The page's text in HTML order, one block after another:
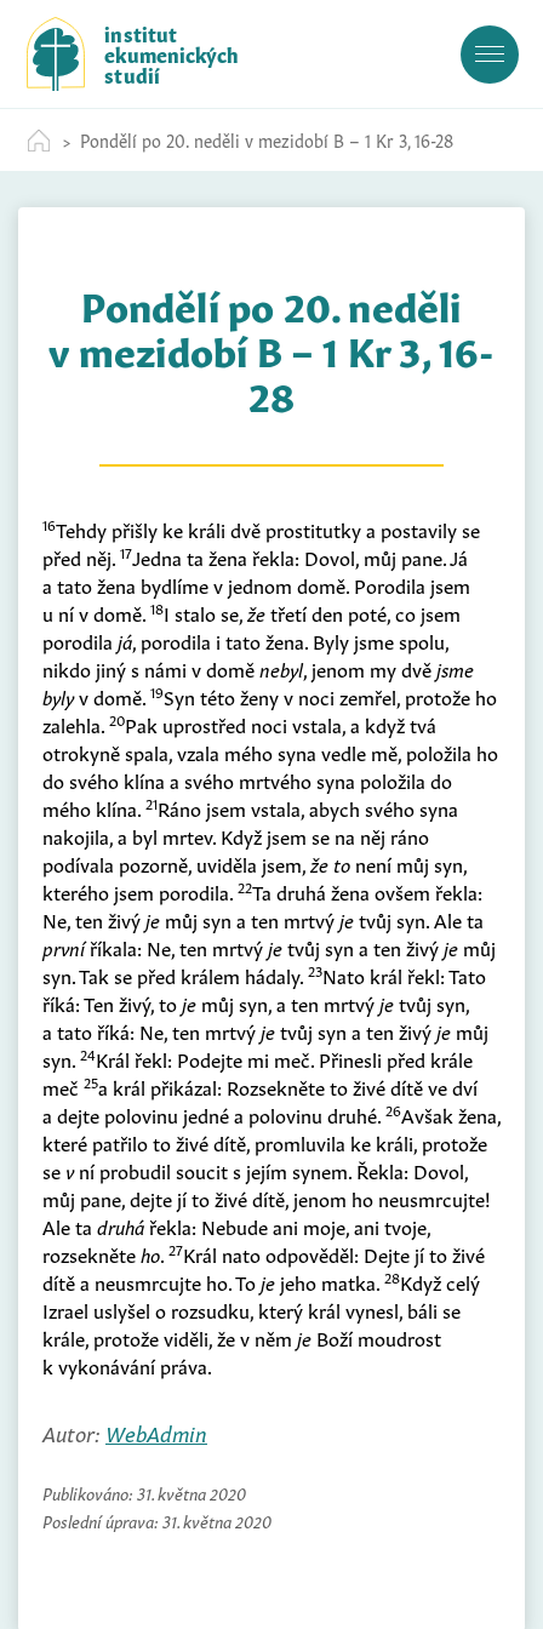
c
institut
ekumenických
studií
Pondělí po 20. neděli v mezidobí B – 1 Kr 3, 16-28
Pondělí po 20. neděli
v mezidobí B – 1 Kr 3, 16-
28
16Tehdy přišly ke králi dvě prostitutky a postavily se
před něj. 17Jedna ta žena řekla: Dovol, můj pane. Já
a tato žena bydlíme v jednom domě. Porodila jsem
u ní v domě. 18I stalo se,žetřetí den poté, co jsem
porodila já, porodila i tato žena. Byly jsme spolu,
nikdo jiný s námi v doměnebyl, jenom my dvějsme
bylyv domě. 19Syn této ženy v noci zemřel, protože ho
zalehla. 20Pak uprostřed noci vstala, a když tvá
otrokyně spala, vzala mého syna vedle mě, položila ho
do svého klína a svého mrtvého syna položila do
mého klína. 21Ráno jsem vstala, abych svého syna
nakojila, a byl mrtev. Když jsem se na něj ráno
podívala pozorně, uviděla jsem,že to není můj syn,
kterého jsem porodila. 22Ta druhá žena ovšem řekla:
Ne, ten živýje můj syn a ten mrtvýjetvůj syn. Ale ta
prvníříkala: Ne, ten mrtvýjetvůj syn a ten živýje můj
syn. Tak se před králem hádaly. 23Nato král řekl: Tato
říká: Ten živý, toje můj syn, a ten mrtvýjetvůj syn,
a tato říká: Ne, ten mrtvýjetvůj syn a ten živýje můj
syn. 24Král řekl: Podejte mi meč. Přinesli před krále
meč 25a král přikázal: Rozsekněte to živé dítě ve dví
a dejte polovinu jedné a polovinu druhé. 26Avšak žena,
které patřilo to živé dítě, promluvila ke králi, protože
se vní probudil soucit s jejím synem. Řekla: Dovol,
můj pane, dejte jí to živé dítě, jenom ho neusmrcujte!
Ale ta druhá řekla: Nebude ani moje, ani tvoje,
rozsekněteho. 27Král nato odpověděl: Dejte jí to živé
dítě a neusmrcujte ho. Toje jeho matka. 28Když celý
Izrael uslyšel o rozsudku, který král vynesl, báli se
krále, protože viděli, že v něm je Boží moudrost
k vykonávání práva.
Autor: WebAdmin
Publikováno: 31. května 2020
Poslední úprava: 31. května 2020